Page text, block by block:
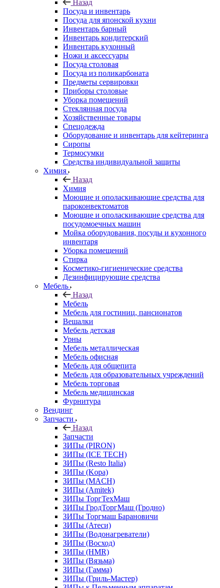
Назад
Посуда и инвентарь
Посуда для японской кухни
Инвентарь барный
Инвентарь кондитерский
Инвентарь кухонный
Ножи и аксессуары
Посуда столовая
Посуда из поликарбоната
Предметы сервировки
Приборы столовые
Уборка помещений
Стеклянная посуда
Хозяйственные товары
Спецодежда
Оборудование и инвентарь для кейтеринга
Сиропы
Термосумки
Средства индивидуальной защиты
Химия
Назад
Химия
Моющие и ополаскивающие средства для
пароконвектоматов
Моющие и ополаскивающие средства для
посудомоечных машин
Мойка оборудования, посуды и кухонного
инвентаря
Уборка помещений
Стирка
Косметико-гигиенические средства
Дезинфицирующие средства
Мебель
Назад
Мебель
Мебель для гостиниц, пансионатов
Вешалки
Мебель детская
Урны
Мебель металлическая
Мебель офисная
Мебель для общепита
Мебель для образовательных учреждений
Мебель торговая
Мебель медицинская
Фурнитура
Вендинг
Запчасти
Назад
Запчасти
ЗИПы (PIRON)
ЗИПы (ICE TECH)
ЗИПы (Resto Italia)
ЗИПы (Kopa)
ЗИПы (MACH)
ЗИПы (Amitek)
ЗИПы ТоргТехМаш
ЗИПы ГродТоргМаш (Гродно)
ЗИПы Торгмаш Барановичи
ЗИПы (Атеси)
ЗИПы (Водонагреватели)
ЗИПы (Восход)
ЗИПы (HMR)
ЗИПы (Вязьма)
ЗИПы (Гамма)
ЗИПы (Гриль-Мастер)